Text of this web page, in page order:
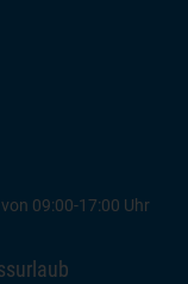
09:00-17:00 Uhr